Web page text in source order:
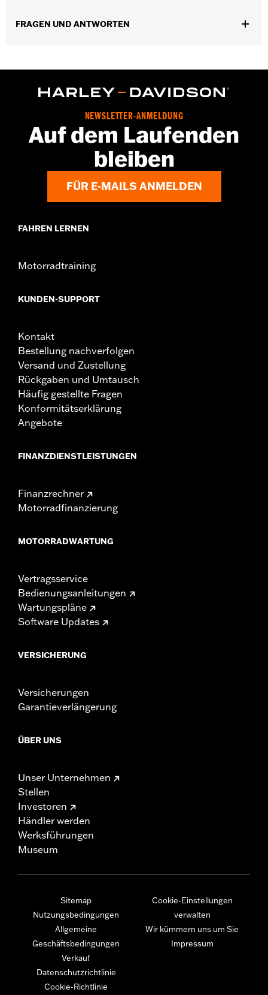
verchromtem Edelstahl
FRAGEN UND ANTWORTEN
NEWSLETTER-ANMELDUNG
Auf dem Laufenden
bleiben
FÜR E-MAILS ANMELDEN
FAHREN LERNEN
Motorradtraining
KUNDEN-SUPPORT
Kontakt
Bestellung nachverfolgen
Versand und Zustellung
Rückgaben und Umtausch
Häufig gestellte Fragen
Konformitätserklärung
Angebote
FINANZDIENSTLEISTUNGEN
Finanzrechner
Motorradfinanzierung
MOTORRADWARTUNG
Vertragsservice
Bedienungsanleitungen
Wartungspläne
Software Updates
VERSICHERUNG
Versicherungen
Garantieverlängerung
ÜBER UNS
Unser Unternehmen
Stellen
Investoren
Händler werden
Werksführungen
Museum
Sitemap
Nutzungsbedingungen
Allgemeine
Geschäftsbedingungen
Verkauf
Datenschutzrichtlinie
Cookie-Richtlinie
Cookie-Einstellungen
verwalten
Wir kümmern uns um Sie
Impressum